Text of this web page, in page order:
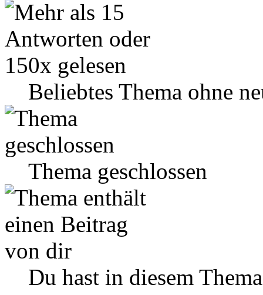
Beliebtes Thema ohne
Thema geschlossen
Du hast in diesem